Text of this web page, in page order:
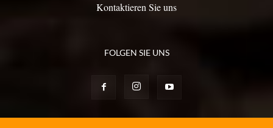
Kontaktieren Sie uns
FOLGEN SIE UNS